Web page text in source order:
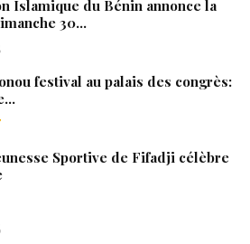
Islamique du Bénin annonce la
30…
festival au palais des congrès:
Sportive de Fifadji célèbre